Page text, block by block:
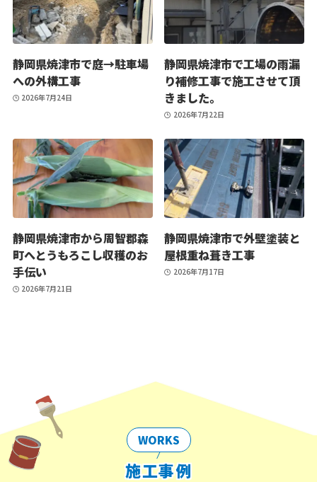
静岡県焼津市で庭→駐車場
への外構工事
2026年7月24日
静岡県焼津市で工場の雨漏
り補修工事で施工させて頂
きました。
2026年7月22日
静岡県焼津市から周智郡森
町へとうもろこし収穫のお
手伝い
2026年7月21日
静岡県焼津市で外壁塗装と
屋根重ね葺き工事
2026年7月17日
WORKS
施工事例